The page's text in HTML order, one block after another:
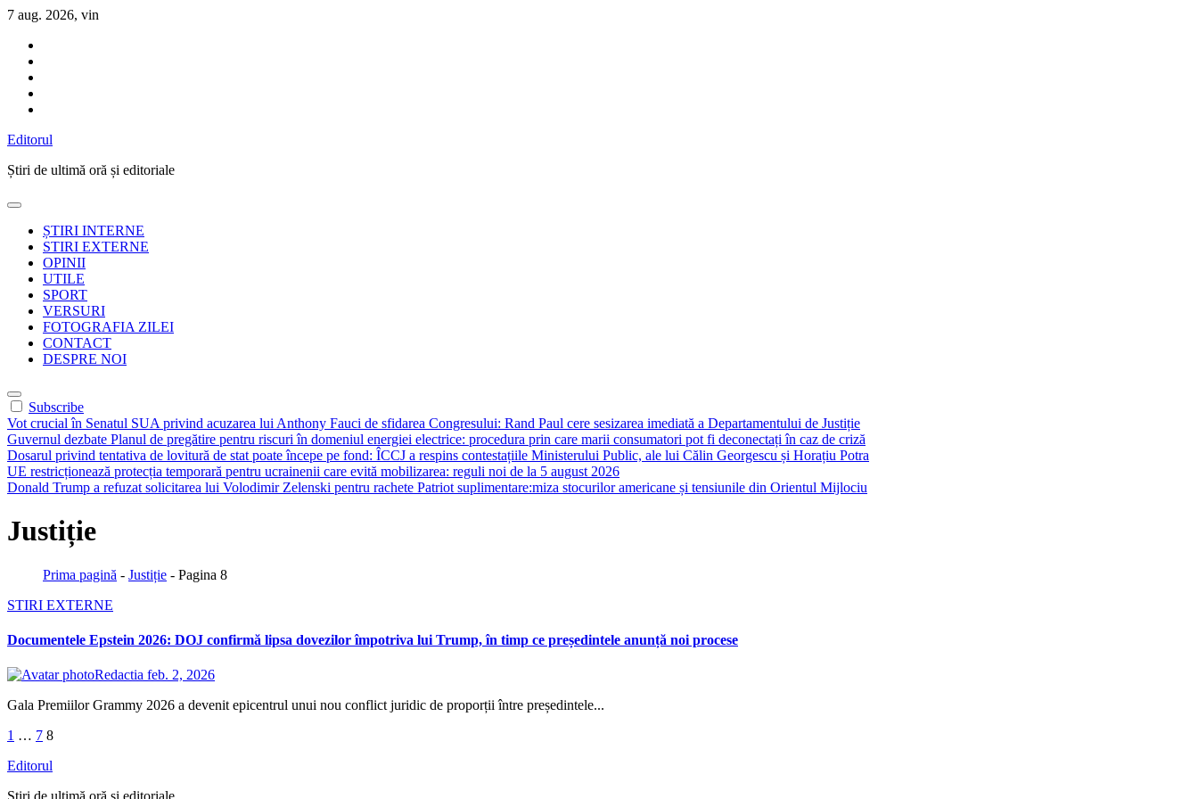
Sari
conținut
7 aug. 2026, vin
Editorul
Știri de ultimă oră și editoriale
ȘTIRI INTERNE
STIRI EXTERNE
OPINII
UTILE
SPORT
VERSURI
FOTOGRAFIA ZILEI
CONTACT
DESPRE NOI
Subscribe
Vot crucial în Senatul SUA privind acuzarea lui Anthony Fauci de sfidarea Congresului: Rand Paul cere sesizarea imediată a Departamentului de Justiție
Guvernul dezbate Planul de pregătire pentru riscuri în domeniul energiei electrice: procedura prin care marii consumatori pot fi deconectați în caz de criză
Dosarul privind tentativa de lovitură de stat poate începe pe fond: ÎCCJ a respins contestațiile Ministerului Public, ale lui Călin Georgescu și Horațiu Potra
UE restricționează protecția temporară pentru ucrainenii care evită mobilizarea: reguli noi de la 5 august 2026
Donald Trump a refuzat solicitarea lui Volodimir Zelenski pentru rachete Patriot suplimentare:miza stocurilor americane și tensiunile din Orientul Mijlociu
Justiție
Prima pagină - Justiție - Pagina 8
STIRI EXTERNE
Documentele Epstein 2026: DOJ confirmă lipsa dovezilor împotriva lui Trump, în timp ce președintele anunță noi procese
Redactia feb. 2, 2026
Gala Premiilor Grammy 2026 a devenit epicentrul unui nou conflict juridic de proporții între președintele...
Paginație
articole
1 … 7 8
Editorul